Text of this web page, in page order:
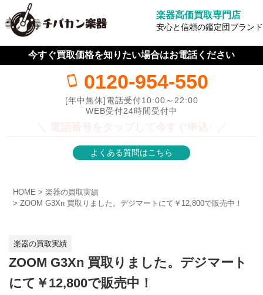
楽器高価買取専門店
安心と信頼の鑑定団ブランド
今すぐ買取価格を知りたい場合はお電話ください
0120-954-550
[年中無休]電話受付10:00～22:00
WEB受付24時間受付中
よくある質問はこちら
HOME
楽器の買取実績
ZOOM G3Xn 買取りました。デジマートにて￥12,800で販売中！
楽器の買取実績
ZOOM G3Xn 買取りました。デジマート
にて￥12,800で販売中！